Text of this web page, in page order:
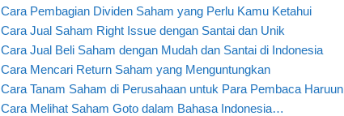
Cara Pembagian Dividen Saham yang Perlu Kamu Ketahui
Cara Jual Saham Right Issue dengan Santai dan Unik
Cara Jual Beli Saham dengan Mudah dan Santai di Indonesia
Cara Mencari Return Saham yang Menguntungkan
Cara Tanam Saham di Perusahaan untuk Para Pembaca Haruun
Cara Melihat Saham Goto dalam Bahasa Indonesia…